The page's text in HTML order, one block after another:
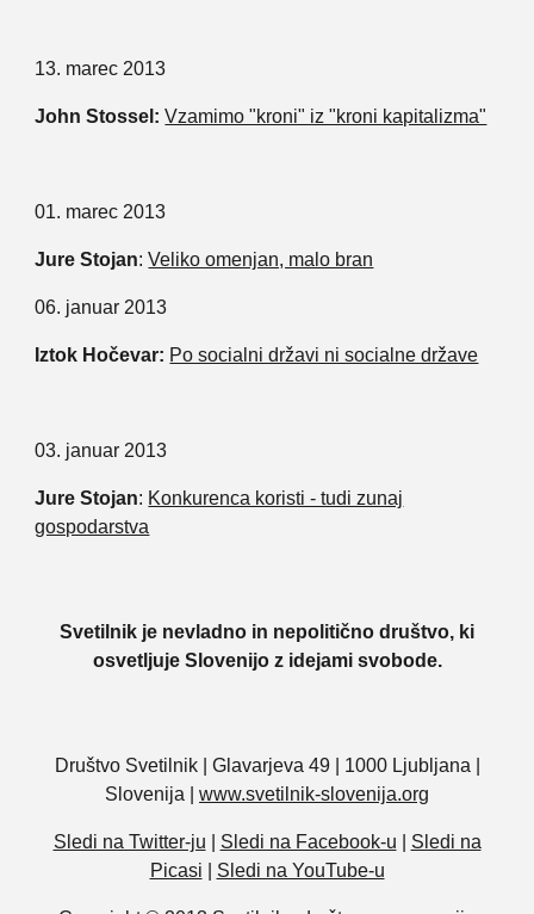
13. marec 2013
John Stossel: Vzamimo "kroni" iz "kroni kapitalizma"
01. marec 2013
Jure Stojan: Veliko omenjan, malo bran
06. januar 2013
Iztok Hočevar: Po socialni državi ni socialne države
03. januar 2013
Jure Stojan: Konkurenca koristi - tudi zunaj
gospodarstva
Svetilnik je nevladno in nepolitično društvo, ki
osvetljuje Slovenijo z idejami svobode.
Društvo Svetilnik | Glavarjeva 49 | 1000 Ljubljana |
Slovenija |
www.svetilnik-slovenija.org
Sledi na Twitter-ju Sledi na Facebook-u
Sledi na
Picasi
Sledi na YouTube-u